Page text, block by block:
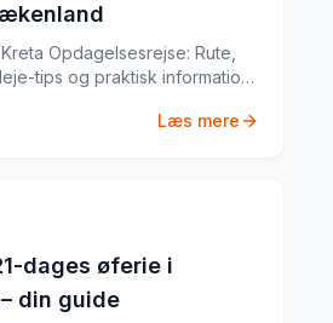
Opdagelsesrejse: Rute,
tips og praktisk information
Læs mere
dages øferie i
din guide